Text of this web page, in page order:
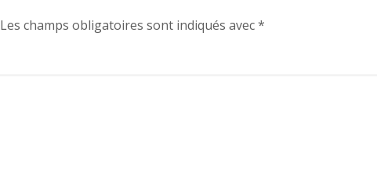
Les champs obligatoires sont indiqués avec*